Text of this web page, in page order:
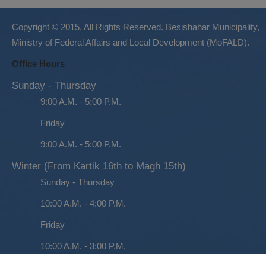
Copyright © 2015. All Rights Reserved. Besishahar Municipality,
Ministry of Federal Affairs and Local Development (MoFALD).
Office Hours
Sunday - Thursday
9:00 A.M. - 5:00 P.M.
Friday
9:00 A.M. - 5:00 P.M.
Winter (From Kartik 16th to Magh 15th)
Sunday - Thursday
10:00 A.M. - 4:00 P.M.
Friday
10:00 A.M. - 3:00 P.M.